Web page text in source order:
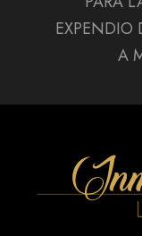
EXPENDIO
A